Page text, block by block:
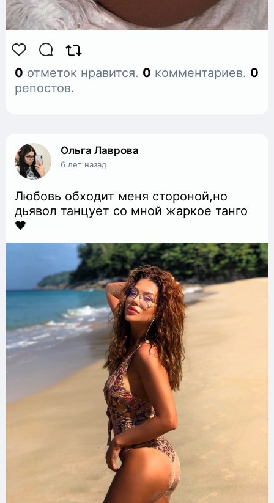
0 отметок нравится. 0 комментариев. 0
репостов.
Ольга Лаврова
6 лет назад
Любовь обходит меня стороной,но
дьявол танцует со мной жаркое танго
🖤